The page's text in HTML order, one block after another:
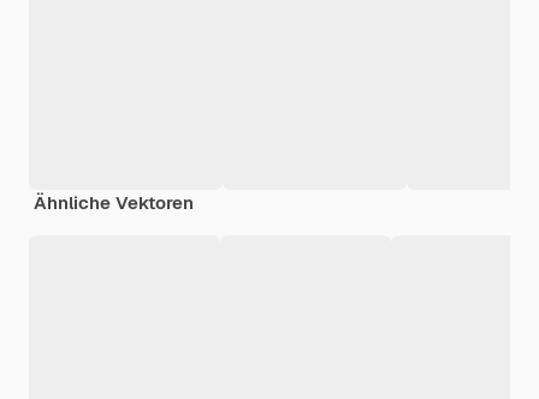
Ähnliche Vektoren